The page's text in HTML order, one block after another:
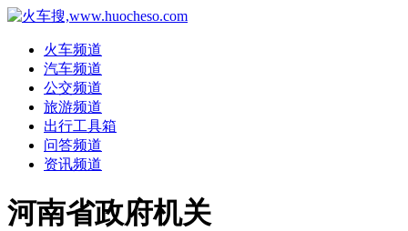
火车频道
汽车频道
公交频道
旅游频道
出行工具箱
问答频道
资讯频道
河南省政府机关